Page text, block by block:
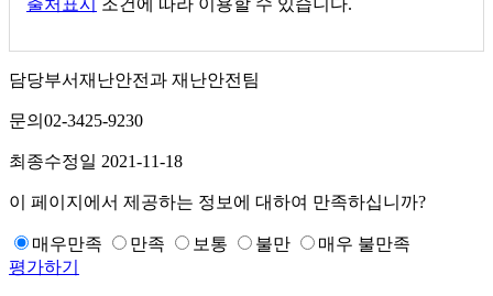
담당부서재난안전과 재난안전팀
문의 02-3425-9230
최종수정일 2021-11-18
이 페이지에서 제공하는 정보에 대하여 만족하십니까?
매우만족 만족 보통 불만
매우 불만족
평가하기